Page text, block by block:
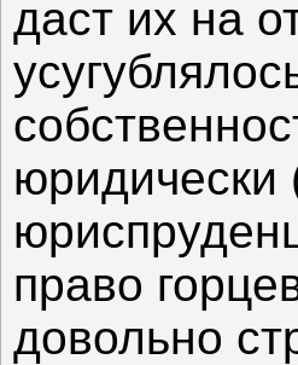
даст их на
юридически
право
довольно